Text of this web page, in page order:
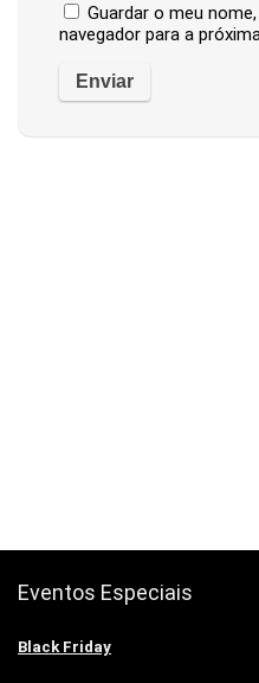
Guardar o meu
navegador para a
Eventos Especiais
Black Friday